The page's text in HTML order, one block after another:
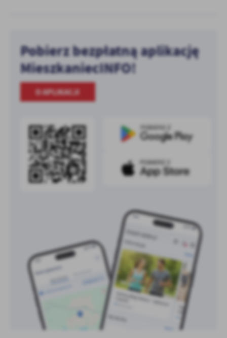
Pobierz bezpłatną aplikację
MieszkaniecINFO!
O APLIKACJI